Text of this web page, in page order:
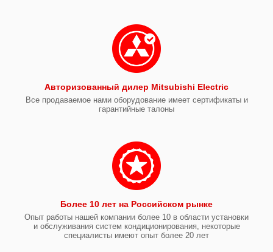
Авторизованный дилер Mitsubishi Electric
Все продаваемое нами оборудование имеет сертификаты и
гарантийные талоны
Более 10 лет на Российском рынке
Опыт работы нашей компании более 10 в области установки
и обслуживания систем кондиционирования, некоторые
специалисты имеют опыт более 20 лет